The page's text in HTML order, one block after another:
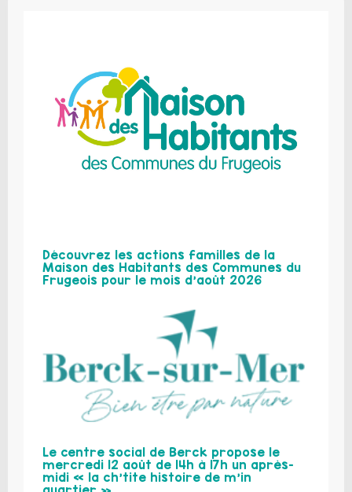
Découvrez les actions familles de la
Maison des Habitants des Communes du
Frugeois pour le mois d’août 2026
Le centre social de Berck propose le
mercredi 12 août de 14h à 17h un après-
midi « la ch’tite histoire de m’in